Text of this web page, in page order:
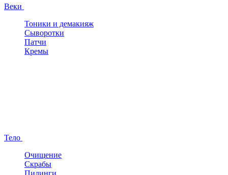
Веки
Тоники и демакияж
Сыворотки
Патчи
Кремы
Тело
Очищение
Скрабы
Пилинги